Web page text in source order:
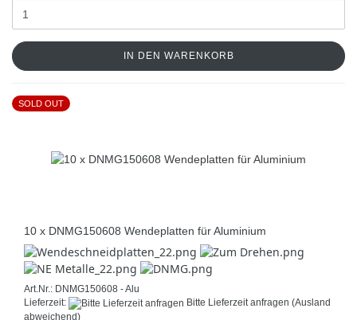
IN DEN WARENKORB
SOLD OUT
10 x DNMG150608 Wendeplatten für Aluminium
Art.Nr.: DNMG150608 - Alu
Lieferzeit:
Bitte Lieferzeit anfragen (Ausland
abweichend)